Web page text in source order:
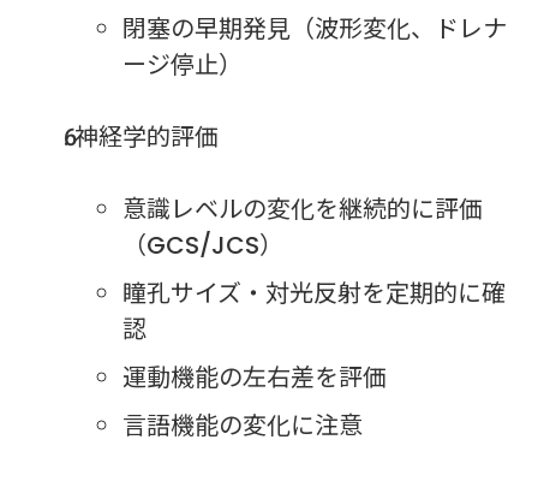
閉塞の早期発見（波形変化、ドレナ
ージ停止）
神経学的評価
意識レベルの変化を継続的に評価
（GCS/JCS）
瞳孔サイズ・対光反射を定期的に確
認
運動機能の左右差を評価
言語機能の変化に注意